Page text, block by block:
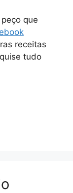
que
receitas
tudo